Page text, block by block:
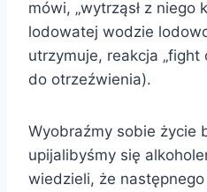
mówi, „wytrząsł z niego
lodowatej wodzie
utrzymuje, reakcja „fight
do otrzeźwienia).
Wyobraźmy sobie życie
upijalibyśmy się
wiedzieli, że